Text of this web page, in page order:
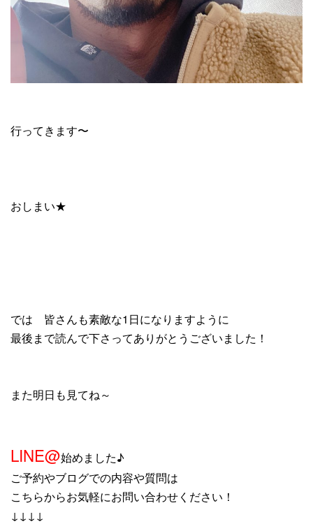
行ってきます〜
おしまい★
では 皆さんも素敵な1日になりますように
最後まで読んで下さってありがとうございました！
また明日も見てね～
LINE@始めました♪
ご予約やブログでの内容や質問は
こちらからお気軽にお問い合わせください！
↓↓↓↓